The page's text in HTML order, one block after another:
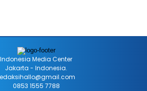
Indonesia Media Center
Jakarta - Indonesia.
0853 1555 7788